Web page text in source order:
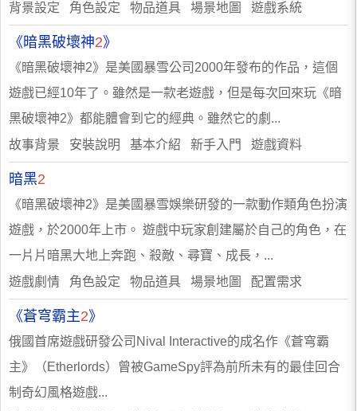
背景設定 角色設定 物品道具 場景地圖 遊戲系統
《暗黑破壞神2》
《暗黑破壞神2》是美國暴雪公司2000年發布的作品，這個
遊戲已經10年了。雖然是一款老遊戲，但是每次回來玩《暗
黑破壞神2》都能體會到它的經典。雖然它的劇...
故事背景 安裝說明 基本介紹 新手入門 遊戲資料
暗黑2
《暗黑破壞神2》是美國暴雪娛樂研發的一款動作類角色扮演
遊戲，於2000年上市。 遊戲中玩家創建屬於自己的角色，在
一片片暗黑大地上奔跑、殺敵、尋寶、成長，...
遊戲劇情 角色設定 物品道具 場景地圖 配置需求
《蒼穹霸主2》
俄國首席遊戲研發公司Nival Interactive的成名作《蒼穹霸
主》（Etherlords）曾被GameSpy評為前所未有的最佳回合
制奇幻風格遊戲...